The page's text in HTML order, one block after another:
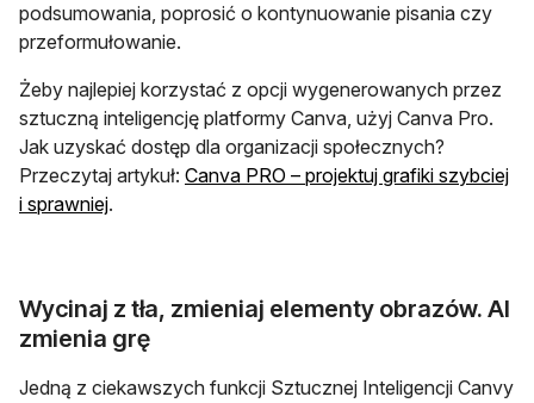
podsumowania, poprosić o kontynuowanie pisania czy
przeformułowanie.
Żeby najlepiej korzystać z opcji wygenerowanych przez
sztuczną inteligencję platformy Canva, użyj Canva Pro.
Jak uzyskać dostęp dla organizacji społecznych?
Przeczytaj artykuł: Canva PRO – projektuj grafiki szybciej
i sprawniej.
Wycinaj z tła, zmieniaj elementy obrazów. AI
zmienia grę
Jedną z ciekawszych funkcji Sztucznej Inteligencji Canvy